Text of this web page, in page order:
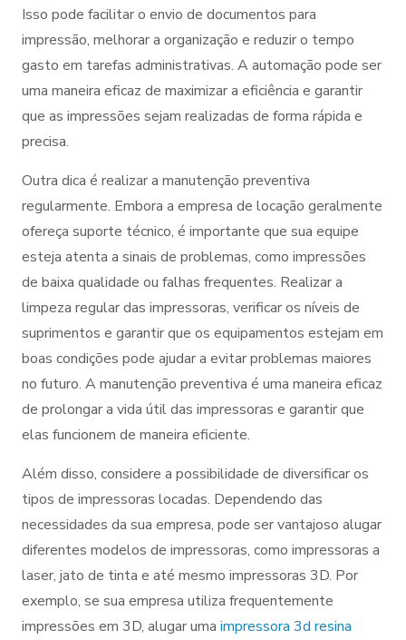
Isso pode facilitar o envio de documentos para
impressão, melhorar a organização e reduzir o tempo
gasto em tarefas administrativas. A automação pode ser
uma maneira eficaz de maximizar a eficiência e garantir
que as impressões sejam realizadas de forma rápida e
precisa.
Outra dica é realizar a manutenção preventiva
regularmente. Embora a empresa de locação geralmente
ofereça suporte técnico, é importante que sua equipe
esteja atenta a sinais de problemas, como impressões
de baixa qualidade ou falhas frequentes. Realizar a
limpeza regular das impressoras, verificar os níveis de
suprimentos e garantir que os equipamentos estejam em
boas condições pode ajudar a evitar problemas maiores
no futuro. A manutenção preventiva é uma maneira eficaz
de prolongar a vida útil das impressoras e garantir que
elas funcionem de maneira eficiente.
Além disso, considere a possibilidade de diversificar os
tipos de impressoras locadas. Dependendo das
necessidades da sua empresa, pode ser vantajoso alugar
diferentes modelos de impressoras, como impressoras a
laser, jato de tinta e até mesmo impressoras 3D. Por
exemplo, se sua empresa utiliza frequentemente
impressões em 3D, alugar uma impressora 3d resina